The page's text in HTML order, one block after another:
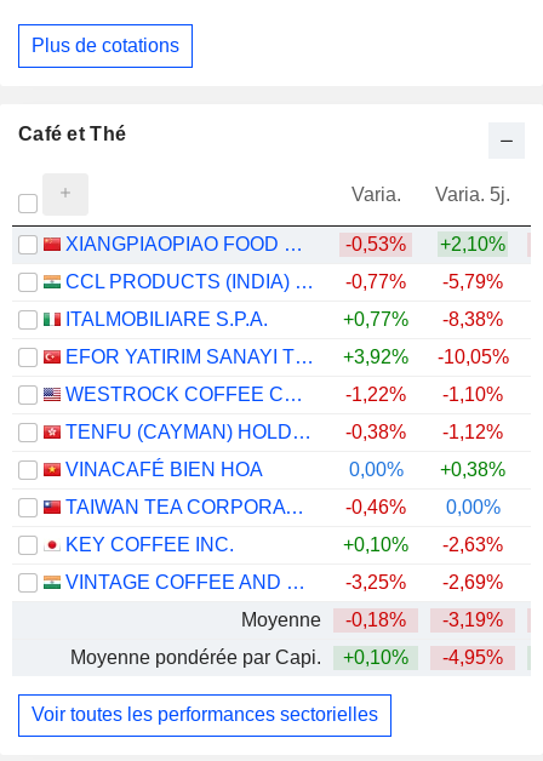
Plus de cotations
Café et Thé
Varia. Varia. 5j.
XIANGPIAOPIAO FOOD CO.,LTD -0,53% +2,10%
CCL PRODUCTS (INDIA) LIMITED
-0,77% -5,79%
ITALMOBILIARE S.P.A.
+0,77% -8,38%
EFOR YATIRIM SANAYI TICARET ANONIM SIRKETI
+3,92% -10,05%
WESTROCK COFFEE COMPANY
-1,22% -1,10%
TENFU (CAYMAN) HOLDINGS COMPANY LIMITED
-0,38% -1,12%
VINACAFÉ BIEN HOA
0,00% +0,38%
TAIWAN TEA CORPORATION
-0,46% 0,00%
KEY COFFEE INC.
+0,10% -2,63%
VINTAGE COFFEE AND BEVERAGES LIMITED
-3,25% -2,69%
Moyenne
-0,18% -3,19%
Moyenne pondérée par Capi.
+0,10% -4,95%
Voir toutes les performances sectorielles